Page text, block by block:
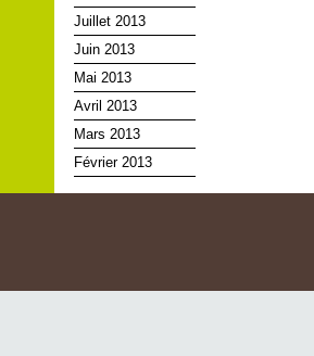
Juillet 2013
Juin 2013
Mai 2013
Avril 2013
Mars 2013
Février 2013